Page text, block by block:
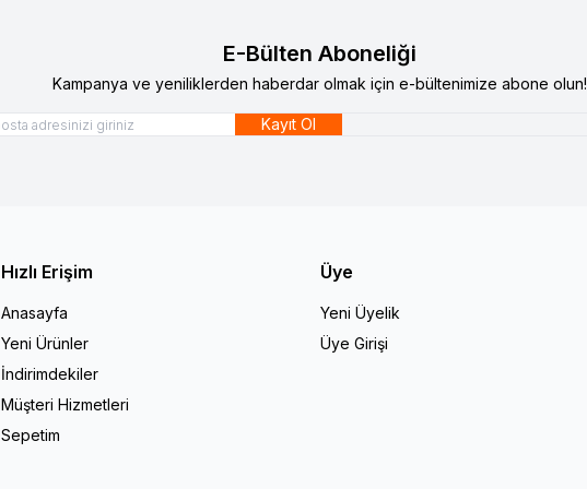
E-Bülten Aboneliği
Kampanya ve yeniliklerden haberdar olmak için e-bültenimize abone olun!
Kayıt Ol
Hızlı Erişim
Anasayfa
Yeni Ürünler
İndirimdekiler
Müşteri Hizmetleri
Sepetim
Üye
Yeni Üyelik
Üye Girişi